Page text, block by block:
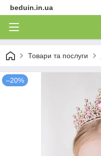
beduin.in.ua
Товари та послуги
–20%